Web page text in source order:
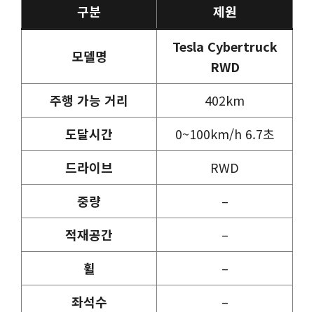
구분 제원
모델명
Tesla Cybertruck
RWD
주행 가능 거리
402km
도달시간
0~100km/h 6.7초
드라이브
RWD
중량
–
적재공간
–
휠
–
좌석수
–